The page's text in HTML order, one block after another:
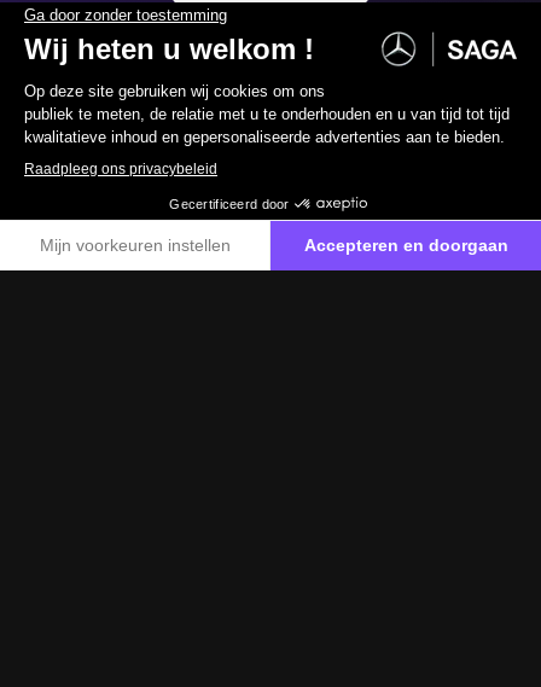
067 88 99 00
Certified-label en waarborgen
Certified-label